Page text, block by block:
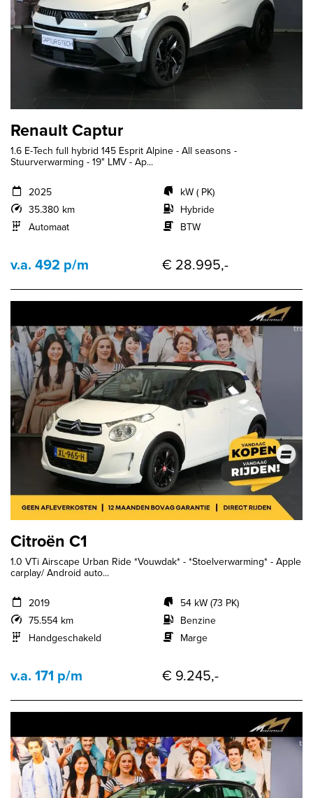
Renault Captur
1.6 E-Tech full hybrid 145 Esprit Alpine - All seasons -
Stuurverwarming - 19" LMV - Ap...
2025
35.380 km
Automaat
kW ( PK)
Hybride
BTW
v.a. 492 p/m € 28.995,-
Citroën C1
1.0 VTi Airscape Urban Ride *Vouwdak* - *Stoelverwarming* - Apple
carplay/ Android auto...
2019
75.554 km
Handgeschakeld
54 kW (73 PK)
Benzine
Marge
v.a. 171 p/m € 9.245,-